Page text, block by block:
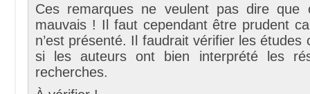
Ces remarques ne veulent pas dire que
mauvais ! Il faut cependant être prudent
n’est présenté. Il faudrait vérifier les études
si les auteurs ont bien interprété les
recherches.